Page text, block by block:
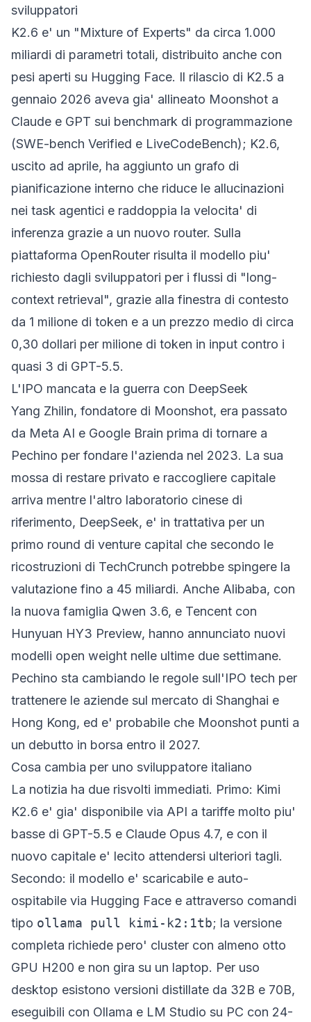
sviluppatori
K2.6 e' un "Mixture of Experts" da circa 1.000
miliardi di parametri totali, distribuito anche con
pesi aperti su Hugging Face. Il rilascio di K2.5 a
gennaio 2026 aveva gia' allineato Moonshot a
Claude e GPT sui benchmark di programmazione
(SWE-bench Verified e LiveCodeBench); K2.6,
uscito ad aprile, ha aggiunto un grafo di
pianificazione interno che riduce le allucinazioni
nei task agentici e raddoppia la velocita' di
inferenza grazie a un nuovo router. Sulla
piattaforma OpenRouter risulta il modello piu'
richiesto dagli sviluppatori per i flussi di "long-
context retrieval", grazie alla finestra di contesto
da 1 milione di token e a un prezzo medio di circa
0,30 dollari per milione di token in input contro i
quasi 3 di GPT-5.5.
L'IPO mancata e la guerra con DeepSeek
Yang Zhilin, fondatore di Moonshot, era passato
da Meta AI e Google Brain prima di tornare a
Pechino per fondare l'azienda nel 2023. La sua
mossa di restare privato e raccogliere capitale
arriva mentre l'altro laboratorio cinese di
riferimento, DeepSeek, e' in trattativa per un
primo round di venture capital che secondo le
ricostruzioni di TechCrunch potrebbe spingere la
valutazione fino a 45 miliardi. Anche Alibaba, con
la nuova famiglia Qwen 3.6, e Tencent con
Hunyuan HY3 Preview, hanno annunciato nuovi
modelli open weight nelle ultime due settimane.
Pechino sta cambiando le regole sull'IPO tech per
trattenere le aziende sul mercato di Shanghai e
Hong Kong, ed e' probabile che Moonshot punti a
un debutto in borsa entro il 2027.
Cosa cambia per uno sviluppatore italiano
La notizia ha due risvolti immediati. Primo: Kimi
K2.6 e' gia' disponibile via API a tariffe molto piu'
basse di GPT-5.5 e Claude Opus 4.7, e con il
nuovo capitale e' lecito attendersi ulteriori tagli.
Secondo: il modello e' scaricabile e auto-
ospitabile via Hugging Face e attraverso comandi
tipo ollama pull kimi-k2:1tb; la versione
completa richiede pero' cluster con almeno otto
GPU H200 e non gira su un laptop. Per uso
desktop esistono versioni distillate da 32B e 70B,
eseguibili con Ollama e LM Studio su PC con 24-